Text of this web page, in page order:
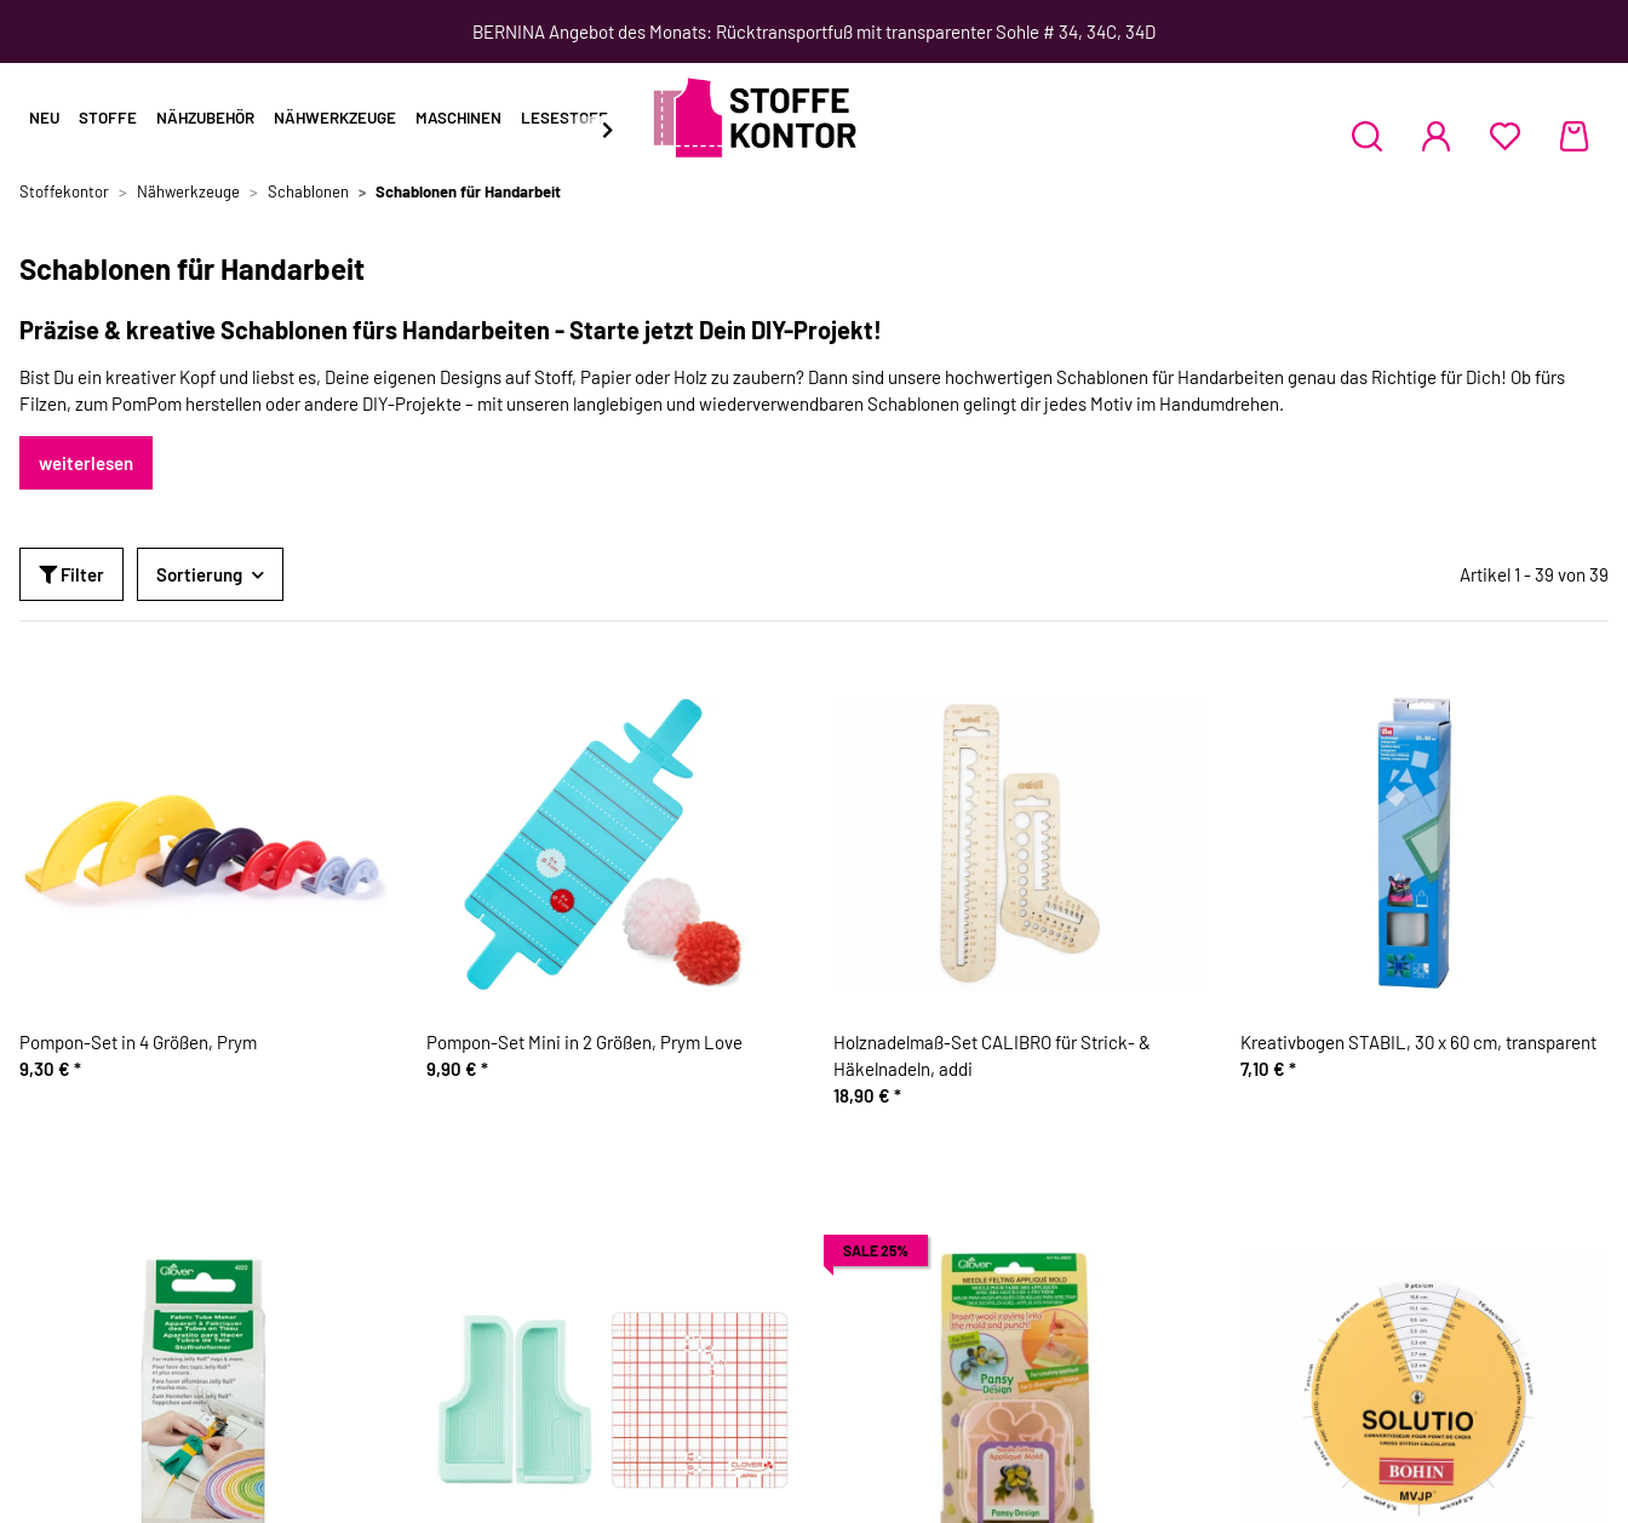
BERNINA Angebot des Monats: Rücktransportfuß mit transparenter Sohle # 34, 34C, 34D
NEU STOFFE NÄHZUBEHÖR NÄHWERKZEUGE MASCHINEN LESESTOFF SCHNITTMUSTER NÄHKURSE
Stoffekontor Nähwerkzeuge Schablonen Schablonen für Handarbeit
Schablonen für Handarbeit
Präzise & kreative Schablonen fürs Handarbeiten - Starte jetzt Dein DIY-Projekt!
Bist Du ein kreativer Kopf und liebst es, Deine eigenen Designs auf Stoff, Papier oder Holz zu zaubern? Dann sind unsere hochwertigen Schablonen für Handarbeiten genau das Richtige für Dich! Ob fürs
Filzen, zum PomPom herstellen oder andere DIY-Projekte – mit unseren langlebigen und wiederverwendbaren Schablonen gelingt dir jedes Motiv im Handumdrehen.
weiterlesen
Filter Sortierung Artikel 1 - 39 von 39
Pompon-Set in 4 Größen, Prym
9,30 € *
Pompon-Set Mini in 2 Größen, Prym Love
9,90 € *
Holznadelmaß-Set CALIBRO für Strick- &
Häkelnadeln, addi
18,90 € *
Kreativbogen STABIL, 30 x 60 cm, transparent
7,10 € *
SALE 25%